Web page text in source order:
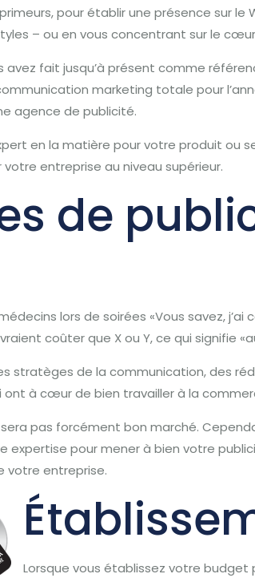
pour établir une présence sur
– ou en vous concentrant sur le
fait jusqu’à présent comme
marketing totale pour
agence de publicité.
en la matière pour votre produit ou
entreprise au niveau supérieur.
de
lors de soirées «Vous savez,
coûter que X ou Y, ce qui signifie
stratèges de la communication, des
à cœur de bien travailler à la
sera pas forcément bon marché.
expertise pour mener à bien votre
votre entreprise.
Lorsque vous établissez votre budget